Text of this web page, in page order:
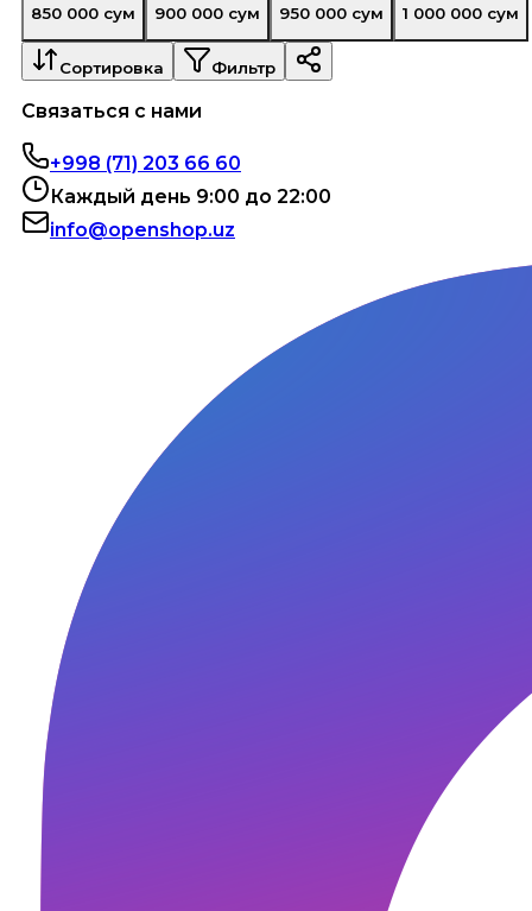
850 000 сум
900 000 сум
950 000 сум
1 000 000 сум
Сортировка Фильтр
Связаться с нами
+998 (71) 203 66 60
Каждый день 9:00 до 22:00
info@openshop.uz